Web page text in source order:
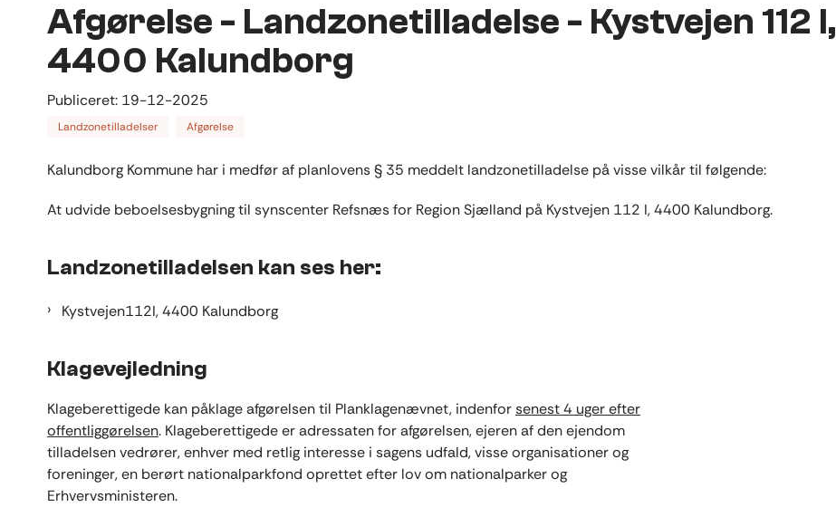
Afgørelse - Landzonetilladelse - Kystvejen 112 I,
4400 Kalundborg
Publiceret: 19-12-2025
Landzonetilladelser Afgørelse
Kalundborg Kommune har i medfør af planlovens § 35 meddelt landzonetilladelse på visse vilkår til følgende:
At udvide beboelsesbygning til synscenter Refsnæs for Region Sjælland på Kystvejen 112 I, 4400 Kalundborg.
Landzonetilladelsen kan ses her:
Kystvejen112I, 4400 Kalundborg
Klagevejledning
Klageberettigede kan påklage afgørelsen til Planklagenævnet, indenforsenest 4 uger efter
offentliggørelsen. Klageberettigede er adressaten for afgørelsen, ejeren af den ejendom
tilladelsen vedrører, enhver med retlig interesse i sagens udfald, visse organisationer og
foreninger, en berørt nationalparkfond oprettet efter lov om nationalparker og
Erhvervsministeren.